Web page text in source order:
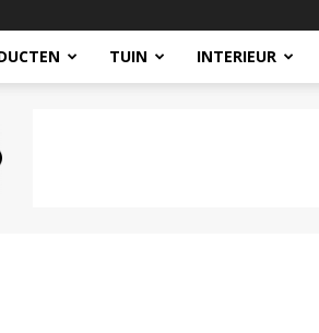
TUIN INTERIEUR